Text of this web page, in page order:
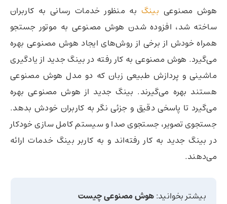
هوش مصنوعی بینگ به منظور خدمات رسانی به کاربران
ساخته شد، افزوده شدن هوش مصنوعی به موتور جستجو
همراه خودش از برخی از روش‌های ایجاد هوش مصنوعی بهره
می‌گیرد. هوش مصنوعی به کار رفته در بینگ جدید از یادگیری
ماشینی و پردازش طبیعی زبان که دو مدل هوش مصنوعی
هستند بهره می‌گیرند. بینگ جدید از هوش مصنوعی بهره
می‌گیرد تا پاسخی دقیق و جزئی نگر به کاربران خودش بدهد.
جستجوی تصویر، جستجوی صدا و سیستم کامل سازی خودکار
در بینگ جدید به کار رفته‌اند و به کاربر بینگ خدمات ارائه
می‌دهند.
بیشتر بخوانید:هوش مصنوعی چیست